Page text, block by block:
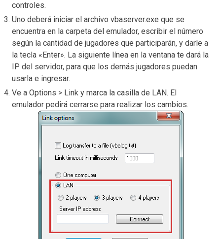
controles.
Uno deberá iniciar el archivo vbaserver.exe que se
encuentra en la carpeta del emulador, escribir el número
según la cantidad de jugadores que participarán, y darle a
la tecla «Enter». La siguiente línea en la ventana te dará la
IP del servidor, para que los demás jugadores puedan
usarla e ingresar.
Ve a Options > Link y marca la casilla de LAN. El
emulador pedirá cerrarse para realizar los cambios.